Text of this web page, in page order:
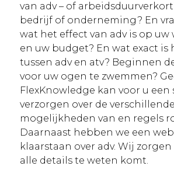
van adv – of
bedrijf of onderneming? En
wat het effect van adv is op uw
en uw budget? En wat exact is
tussen adv en atv? Beginnen
voor uw ogen te zwemmen?
FlexKnowledge kan voor u een
verzorgen over de verschillende
mogelijkheden van en regels
Daarnaast hebben we een
klaarstaan over adv. Wij
alle details te weten komt.